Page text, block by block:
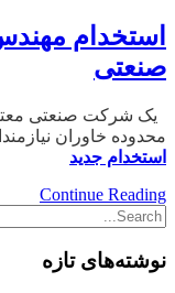
صنعتی
محدوده خاوران نیازمنداست. تلفن:
استخدام جدید
Continue Reading
نوشته‌های تازه